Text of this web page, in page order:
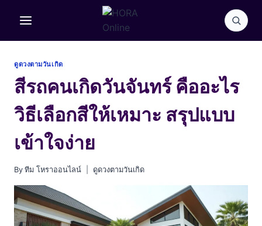
ดูดวงตามวันเกิด
สีรถคนเกิดวันจันทร์ คืออะไร
วิธีเลือกสีให้เหมาะ สรุปแบบ
เข้าใจง่าย
By ทีม โหราออนไลน์ ดูดวงตามวันเกิด